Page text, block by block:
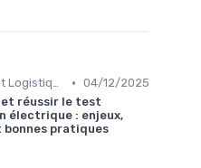
Planification et Logistique de l'Événement • 04/12/2025
et réussir le test
électrique : enjeux,
bonnes pratiques